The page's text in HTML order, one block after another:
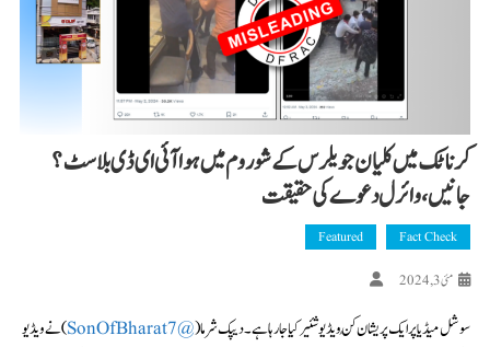
کرناٹک میں کلیان جویلرس کے شو روم میں ہوا آئی ای ڈی بلاسٹ؟
جانیں، وائرل دعوے کی حقیقت
Fact Check
Featured
مئی 3, 2024
سوشل میڈیا پر ایک پریشان کُن ویڈیو شئیر کیا جا رہا ہے۔ دیپک شرما (@SonOfBharat7
) نے ویڈیو